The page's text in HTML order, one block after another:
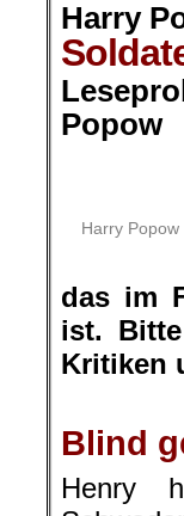
Harry
Popow
Harry Popow
das im
ist.
Kritiken
Blind
Henry